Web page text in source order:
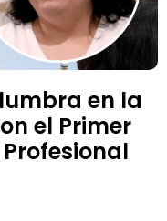
en la
el Primer